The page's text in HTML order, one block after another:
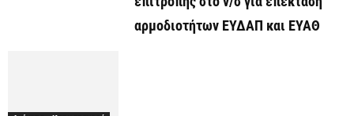
αρμοδιοτήτων ΕΥΔΑΠ και ΕΥΑΘ